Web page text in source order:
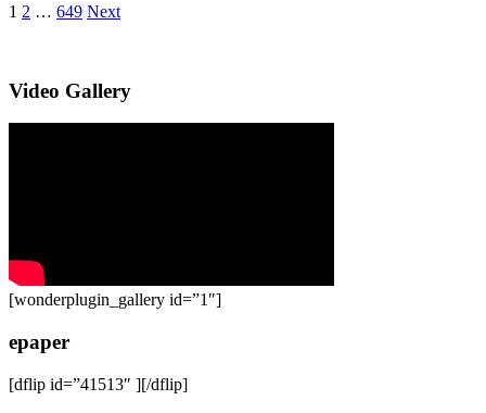
Posts
1 2 … 649 Next
Video Gallery
[wonderplugin_gallery id=”1″]
epaper
[dflip id=”41513″ ][/dflip]